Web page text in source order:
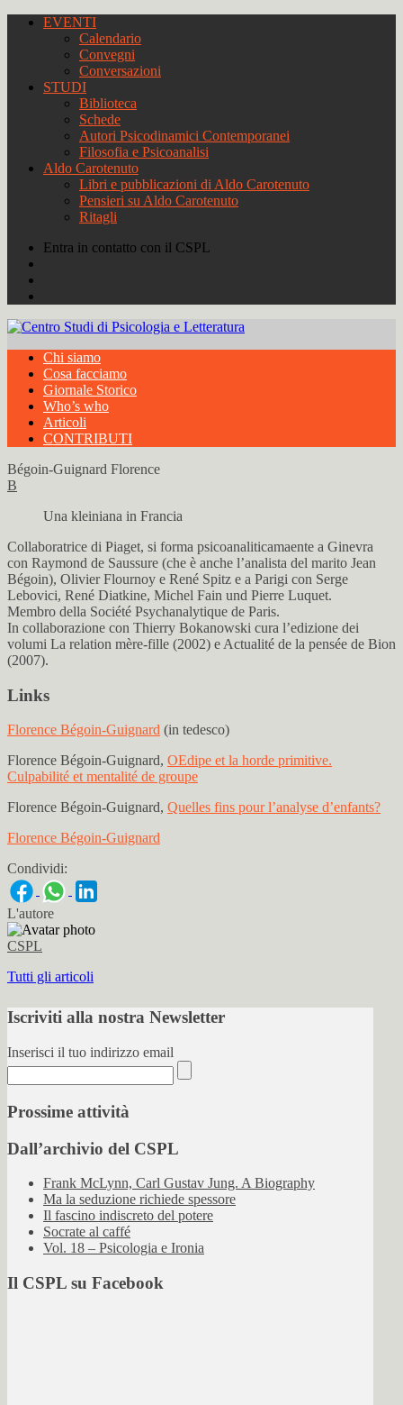
EVENTI
Calendario
Convegni
Conversazioni
STUDI
Biblioteca
Schede
Autori Psicodinamici Contemporanei
Filosofia e Psicoanalisi
Aldo Carotenuto
Libri e pubblicazioni di Aldo Carotenuto
Pensieri su Aldo Carotenuto
Ritagli
Entra in contatto con il CSPL
Chi siamo
Cosa facciamo
Giornale Storico
Who’s who
Articoli
CONTRIBUTI
Bégoin-Guignard Florence
B
Una kleiniana in Francia
Collaboratrice di Piaget, si forma psicoanaliticamaente a Ginevra
con Raymond de Saussure (che è anche l’analista del marito Jean
Bégoin), Olivier Flournoy e René Spitz e a Parigi con Serge
Lebovici, René Diatkine, Michel Fain und Pierre Luquet.
Membro della Société Psychanalytique de Paris.
In collaborazione con Thierry Bokanowski cura l’edizione dei
volumi La relation mère-fille (2002) e Actualité de la pensée de Bion
(2007).
Links
Florence Bégoin-Guignard (in tedesco)
Florence Bégoin-Guignard, OEdipe et la horde primitive.
Culpabilité et mentalité de groupe
Florence Bégoin-Guignard, Quelles fins pour l’analyse d’enfants?
Florence Bégoin-Guignard
Condividi:
L'autore
CSPL
Tutti gli articoli
Iscriviti alla nostra Newsletter
Inserisci il tuo indirizzo email
Prossime attività
Dall’archivio del CSPL
Frank McLynn, Carl Gustav Jung. A Biography
Ma la seduzione richiede spessore
Il fascino indiscreto del potere
Socrate al caffé
Vol. 18 – Psicologia e Ironia
Il CSPL su Facebook